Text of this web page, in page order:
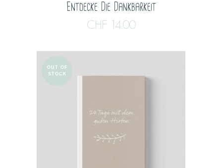
Entdecke Die Dankbarkeit
CHF 14.00
OUT OF
STOCK